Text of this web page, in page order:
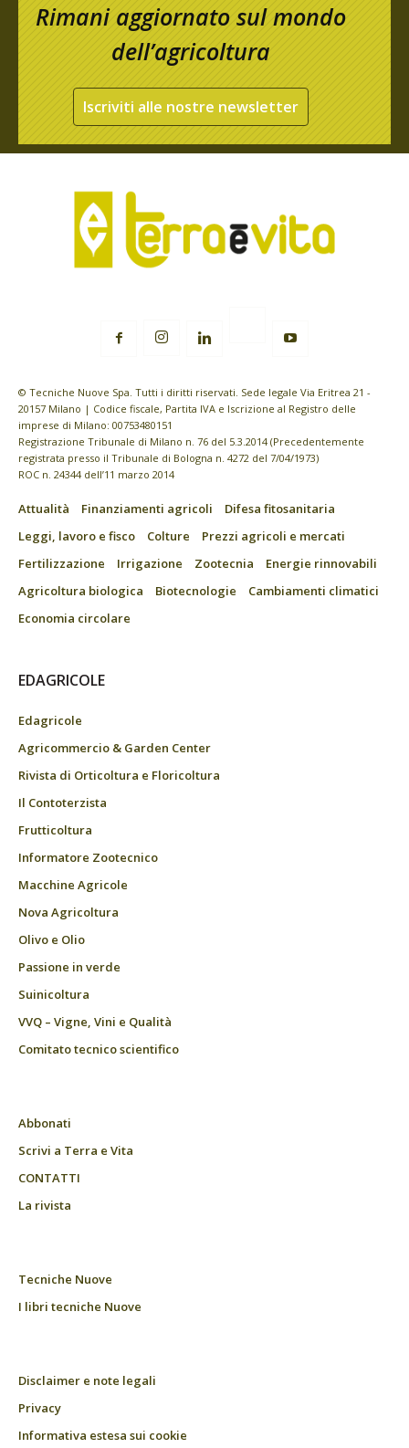
Rimani aggiornato sul mondo
dell’agricoltura
Iscriviti alle nostre newsletter
© Tecniche Nuove Spa. Tutti i diritti riservati. Sede legale Via Eritrea 21 -
20157 Milano | Codice fiscale, Partita IVA e Iscrizione al Registro delle
imprese di Milano: 00753480151
Registrazione Tribunale di Milano n. 76 del 5.3.2014 (Precedentemente
registrata presso il Tribunale di Bologna n. 4272 del 7/04/1973)
ROC n. 24344 dell’11 marzo 2014
Attualità Finanziamenti agricoli
Difesa fitosanitaria
Leggi, lavoro e fisco
Colture
Prezzi agricoli e mercati
Fertilizzazione
Irrigazione Zootecnia
Energie rinnovabili
Agricoltura biologica
Biotecnologie
Cambiamenti climatici
Economia circolare
EDAGRICOLE
Edagricole
Agricommercio & Garden Center
Rivista di Orticoltura e Floricoltura
Il Contoterzista
Frutticoltura
Informatore Zootecnico
Macchine Agricole
Nova Agricoltura
Olivo e Olio
Passione in verde
Suinicoltura
VVQ – Vigne, Vini e Qualità
Comitato tecnico scientifico
Abbonati
Scrivi a Terra e Vita
CONTATTI
La rivista
Tecniche Nuove
I libri tecniche Nuove
Disclaimer e note legali
Privacy
Informativa estesa sui cookie